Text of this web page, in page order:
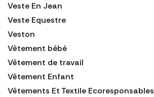
Veste En Jean
Veste Equestre
Veston
Vêtement bébé
Vêtement de travail
Vêtement Enfant
Vêtements Et Textile Ecoresponsables